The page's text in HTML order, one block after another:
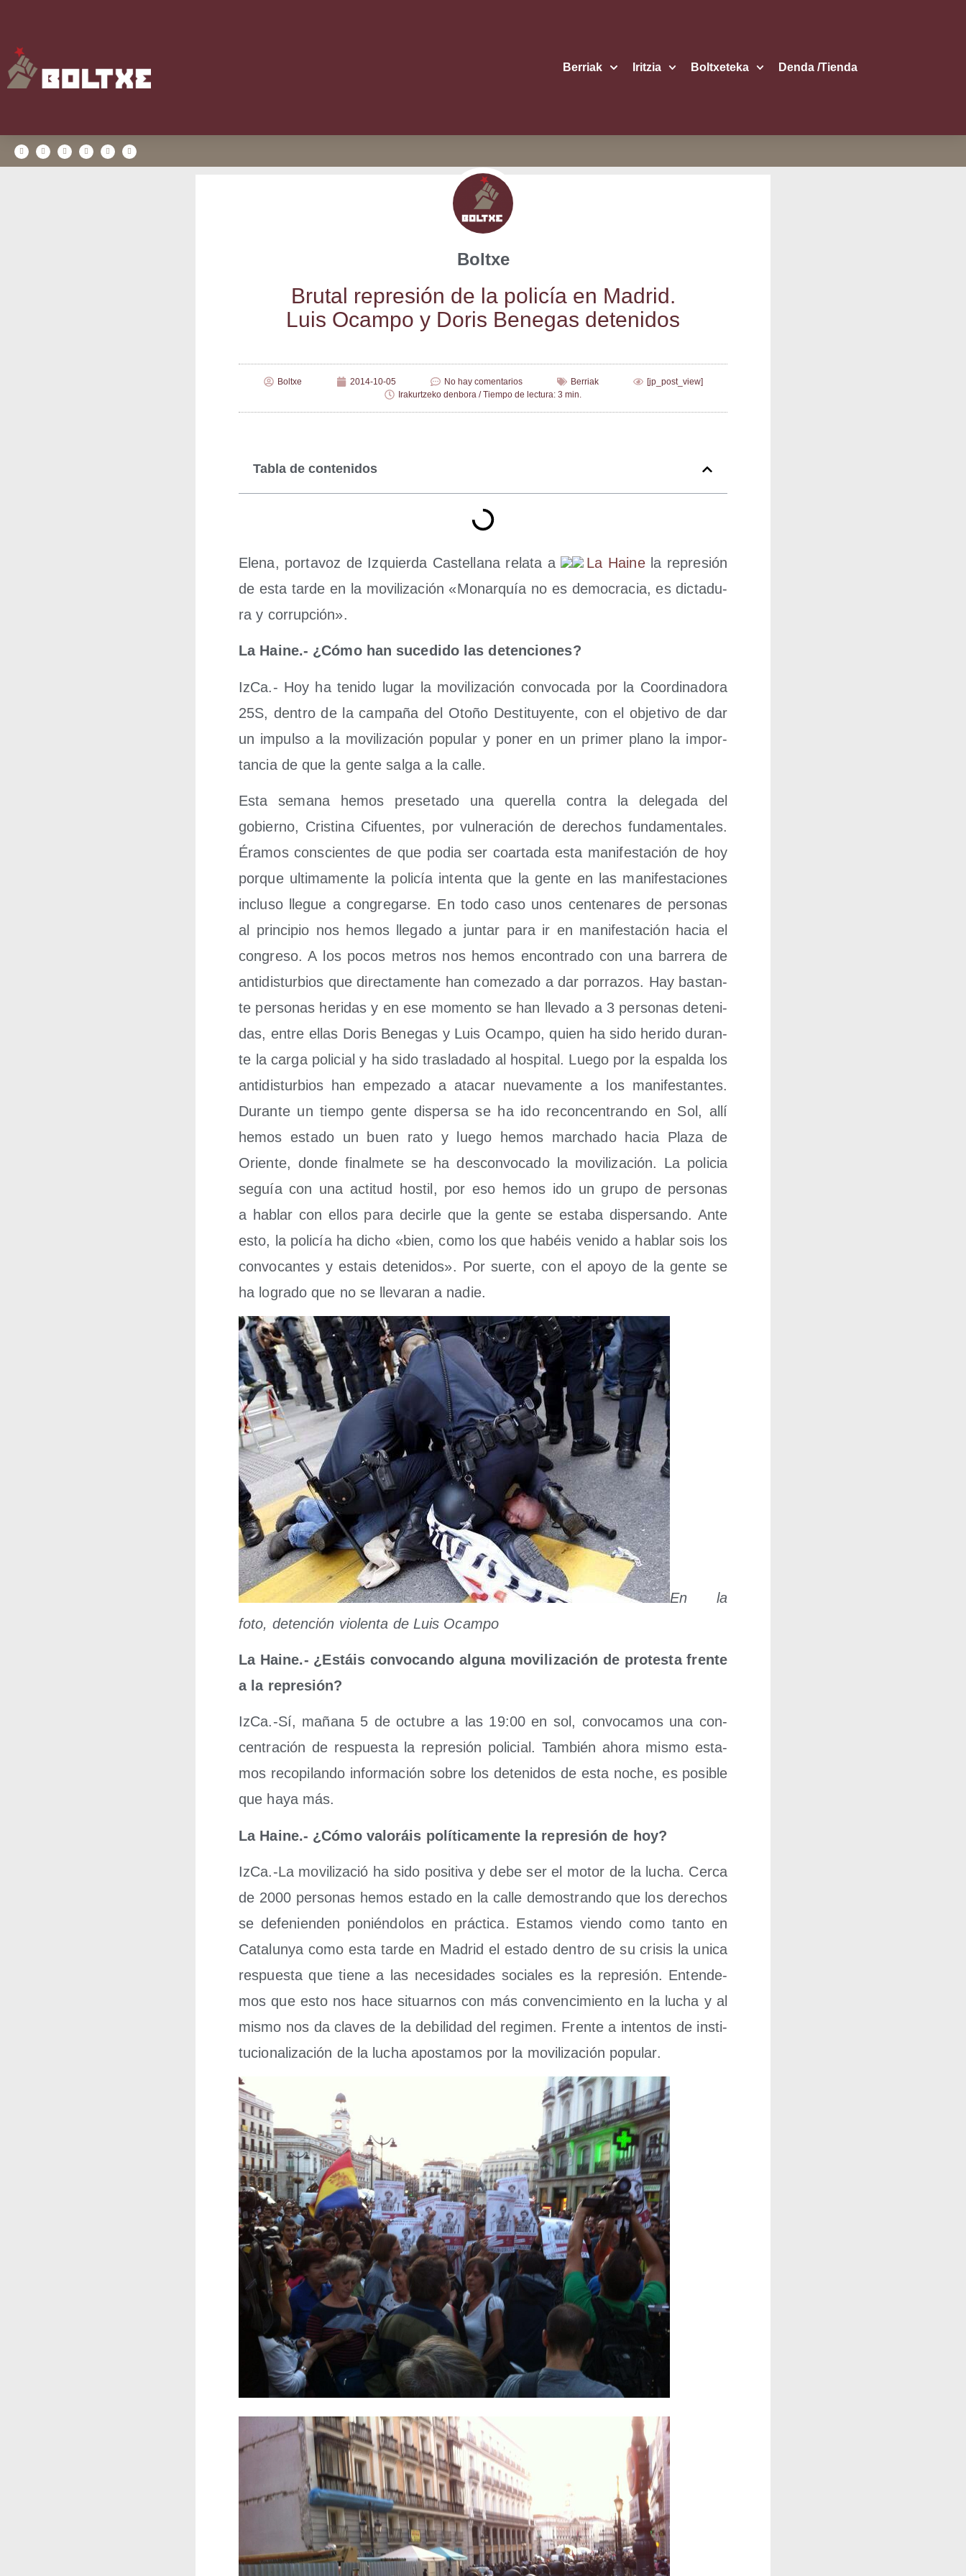
Berriak Iritzia Boltxe­te­ka Den­da /​Tien­da
Boltxe
Bru­tal repre­sión de la poli­cía en Madrid.
Luis Ocam­po y Doris Bene­gas detenidos
Boltxe 2014-10-05 No hay comentarios Berriak
[jp_post_view]
Irakurtzeko denbora / Tiempo de lectura: 3 min.
Tabla de contenidos
Ele­na, por­ta­voz de Izquier­da Cas­te­lla­na rela­ta a La Hai­nela repre­sión
de esta tar­de en la movi­li­za­ción «Monar­quía no es demo­cra­cia, es dic­ta­du­
ra y corrupción».
La Hai­ne.- ¿Cómo han suce­di­do las detenciones?
IzCa.- Hoy ha teni­do lugar la movi­li­za­ción con­vo­ca­da por la Coor­di­na­do­ra
25S, den­tro de la cam­pa­ña del Oto­ño Des­ti­tu­yen­te, con el obje­ti­vo de dar
un impul­so a la movi­li­za­ción popu­lar y poner en un pri­mer plano la impor­
tan­cia de que la gen­te sal­ga a la calle.
Esta sema­na hemos pre­se­ta­do una que­re­lla con­tra la dele­ga­da del
gobierno, Cris­ti­na Cifuen­tes, por vul­ne­ra­ción de dere­chos fun­da­men­ta­les.
Éra­mos cons­cien­tes de que podia ser coar­ta­da esta mani­fes­ta­ción de hoy
por­que ulti­ma­men­te la poli­cía inten­ta que la gen­te en las mani­fes­ta­cio­nes
inclu­so lle­gue a con­gre­gar­se. En todo caso unos cen­te­na­res de per­so­nas
al prin­ci­pio nos hemos lle­ga­do a jun­tar para ir en mani­fes­ta­ción hacia el
con­gre­so. A los pocos metros nos hemos encon­tra­do con una barre­ra de
anti­dis­tur­bios que direc­ta­men­te han come­za­do a dar porra­zos. Hay bas­tan­
te per­so­nas heri­das y en ese momen­to se han lle­va­do a 3 per­so­nas dete­ni­
das, entre ellas Doris Bene­gas y Luis Ocam­po, quien ha sido heri­do duran­
te la car­ga poli­cial y ha sido tras­la­da­do al hos­pi­tal. Lue­go por la espal­da los
anti­dis­tur­bios han empe­za­do a ata­car nue­va­men­te a los mani­fes­tan­tes.
Duran­te un tiem­po gen­te dis­per­sa se ha ido recon­cen­tran­do en Sol, allí
hemos esta­do un buen rato y lue­go hemos mar­cha­do hacia Pla­za de
Orien­te, don­de final­me­te se ha des­con­vo­ca­do la movi­li­za­ción. La poli­cia
seguía con una acti­tud hos­til, por eso hemos ido un gru­po de per­so­nas
a hablar con ellos para decir­le que la gen­te se esta­ba dis­per­san­do. Ante
esto, la poli­cía ha dicho «bien, como los que habéis veni­do a hablar sois los
con­vo­can­tes y estais dete­ni­dos». Por suer­te, con el apo­yo de la gen­te se
ha logra­do que no se lle­va­ran a nadie.
En la
foto, deten­ción vio­len­ta de Luis Ocampo
La Hai­ne.- ¿Estáis con­vo­can­do algu­na movi­li­za­ción de pro­tes­ta fren­te
a la represión?
IzCa.-Sí, maña­na 5 de octu­bre a las 19:00 en sol, con­vo­ca­mos una con­
cen­tra­ción de res­pues­ta la repre­sión poli­cial. Tam­bién aho­ra mis­mo esta­
mos reco­pi­lan­do infor­ma­ción sobre los dete­ni­dos de esta noche, es posi­ble
que haya más.
La Hai­ne.- ¿Cómo valo­ráis polí­ti­ca­men­te la repre­sión de hoy?
IzCa.-La movi­li­za­ció ha sido posi­ti­va y debe ser el motor de la lucha. Cer­ca
de 2000 per­so­nas hemos esta­do en la calle demos­tran­do que los dere­chos
se defe­nien­den ponién­do­los en prác­ti­ca. Esta­mos vien­do como tan­to en
Cata­lun­ya como esta tar­de en Madrid el esta­do den­tro de su cri­sis la uni­ca
res­pues­ta que tie­ne a las nece­si­da­des socia­les es la repre­sión. Enten­de­
mos que esto nos hace situar­nos con más con­ven­ci­mien­to en la lucha y al
mis­mo nos da cla­ves de la debi­li­dad del regi­men. Fren­te a inten­tos de ins­ti­
tu­cio­na­li­za­ción de la lucha apos­ta­mos por la movi­li­za­ción popular.